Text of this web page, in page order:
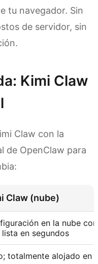
tu navegador. Sin
de servidor, sin
Kimi Claw
Claw con la
de OpenClaw para
Claw (nube)
en la nube
en segundos
totalmente alojado en